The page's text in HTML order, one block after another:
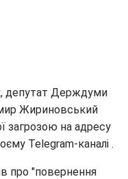
депутат Держдуми
Жириновський
загрозою на адресу
Telegram-каналі .
про "повернення